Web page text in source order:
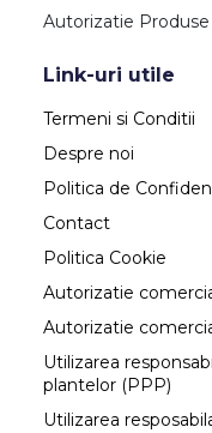
Autorizatie
Link-uri utile
Termeni si Conditii
Despre noi
Politica de
Contact
Politica Cookie
Autorizatie
Autorizatie
Utilizarea
plantelor (PPP)
Utilizarea